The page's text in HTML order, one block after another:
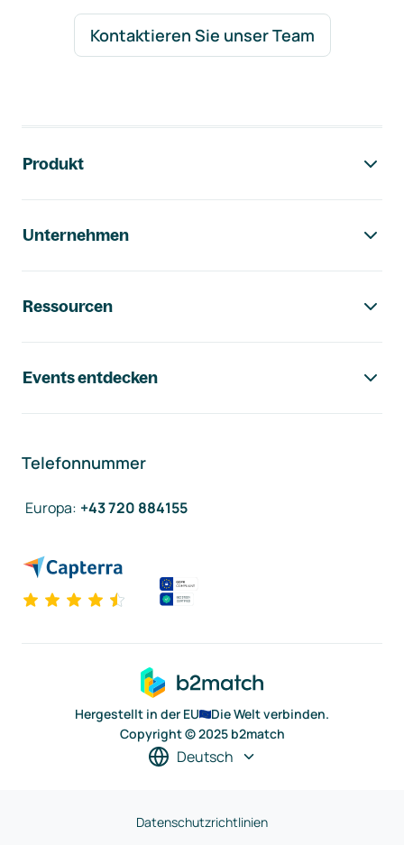
Kontaktieren Sie unser Team
Produkt
Unternehmen
Ressourcen
Events entdecken
Telefonnummer
Europa: +43 720 884155
Hergestellt in der EU
Die Welt verbinden.
Copyright © 2025 b2match
Deutsch
Datenschutzrichtlinien